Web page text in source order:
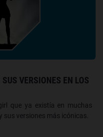
VERSIONES EN LOS
que ya existía en muchas
versiones más icónicas.